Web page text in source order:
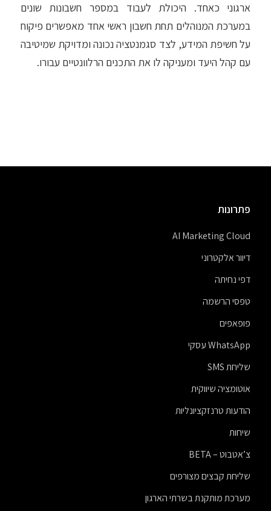
ארגוני כאחד. היכולת לעבוד במספר חשבונות שונים
במערכת המנוהלים תחת חשבון ראשי אחד מאפשרים פיקוח
על חשיפת המידע, לצד סגמנטציה נכונה ומדויקת שמיטיבה
עם קהל היעד ומעניקה לו את התכנים הרלוונטיים עבורו.
פתרונות
AI Marketing Cloud
דיוור אלקטרוני
דפי נחיתה
טפסי הרשמה
פופאפים
WhatsApp עסקי
שליחת SMS
אוטומציה שיווקית
הודעות טרנזקציונליות
שיחות
צ’אטבוט – BETA
שליחת קבצים מצורפים
מערכת מותקנת בשרתי הארגון